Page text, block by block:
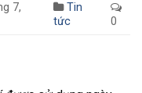
7,
Tin
tức
0